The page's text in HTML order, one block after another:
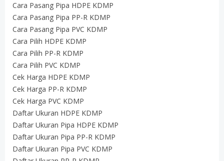
Cara Pasang Pipa HDPE KDMP
Cara Pasang Pipa PP-R KDMP
Cara Pasang Pipa PVC KDMP
Cara Pilih HDPE KDMP
Cara Pilih PP-R KDMP
Cara Pilih PVC KDMP
Cek Harga HDPE KDMP
Cek Harga PP-R KDMP
Cek Harga PVC KDMP
Daftar Ukuran HDPE KDMP
Daftar Ukuran Pipa HDPE KDMP
Daftar Ukuran Pipa PP-R KDMP
Daftar Ukuran Pipa PVC KDMP